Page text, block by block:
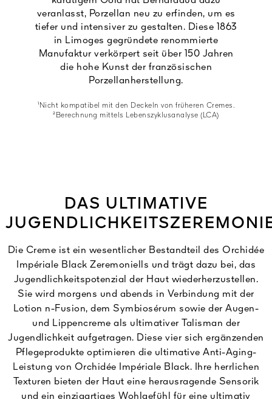
veranlasst, Porzellan neu zu erfinden, um es
tiefer und intensiver zu gestalten. Diese 1863
in Limoges gegründete renommierte
Manufaktur verkörpert seit über 150 Jahren
die hohe Kunst der französischen
Porzellanherstellung.
¹Nicht kompatibel mit den Deckeln von früheren Cremes.
²Berechnung mittels Lebenszyklusanalyse (LCA)
DAS ULTIMATIVE
Die Creme ist ein wesentlicher Bestandteil des Orchidée
Impériale Black Zeremoniells und trägt dazu bei, das
Jugendlichkeitspotenzial der Haut wiederherzustellen.
Sie wird morgens und abends in Verbindung mit der
Lotion n-Fusion, dem Symbiosérum sowie der Augen-
und Lippencreme als ultimativer Talisman der
Jugendlichkeit aufgetragen. Diese vier sich ergänzenden
Pflegeprodukte optimieren die ultimative Anti-Aging-
Leistung von Orchidée Impériale Black. Ihre herrlichen
Texturen bieten der Haut eine herausragende Sensorik
und ein einzigartiges Wohlgefühl für eine ultimativ